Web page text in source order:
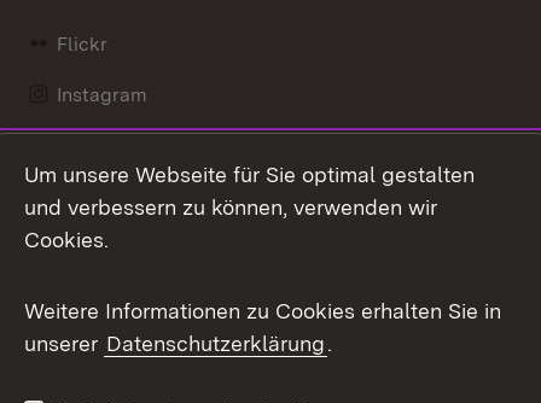
Flickr
Instagram
Mastodon
Messenger
Social Wall
X / Twitter
Um unsere Webseite für Sie optimal gestalten
und verbessern zu können, verwenden wir
Cookies.
Weitere Informationen zu Cookies erhalten Sie in
unserer Datenschutzerklärung.